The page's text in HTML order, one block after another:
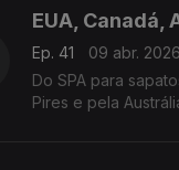
EUA, Canadá,
Ep. 41
09 abr. 2026
Do SPA para
Pires e pela